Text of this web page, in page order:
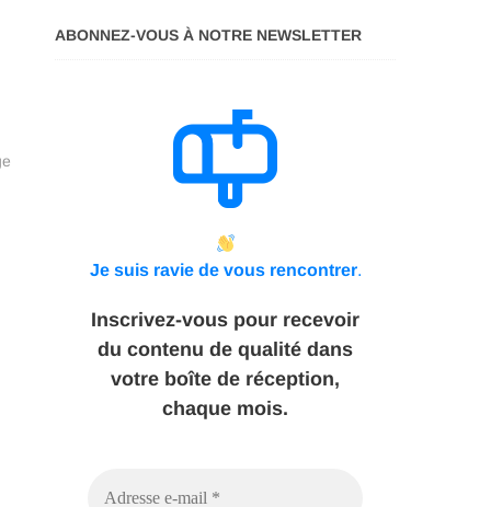
ABONNEZ-VOUS À NOTRE NEWSLETTER
Je suis ravie de vous rencontrer.
Inscrivez-vous pour recevoir
du contenu de qualité dans
votre boîte de réception,
chaque mois.